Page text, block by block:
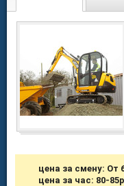
цена за смену: От
цена за час: 80-